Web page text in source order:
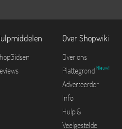
Over Shopwiki
Over ons
Plattegrond Nieuw!
Adverteerder
Info
Hulp &
Veelgestelde